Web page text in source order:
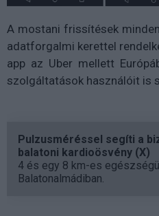
A mostani frissítések
adatforgalmi kerettel
app az Uber mellett
szolgáltatások használóit is
Pulzusméréssel segíti a
balatoni kardioösvény (X)
4 és egy 8 km-es
Balatonalmádiban.